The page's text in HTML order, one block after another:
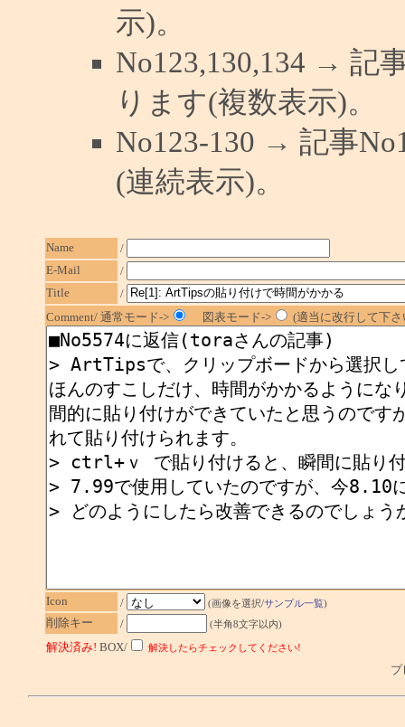
示)。
No123,130,134 → 記
ります(複数表示)。
No123-130 → 記事
(連続表示)。
Name
/
E-Mail
/
Title
/
Comment/ 通常モード->
図表モード-> (適当に改行して下
Icon / (画像を選択/サンプル一覧)
削除キー / (半角8文字以内)
解決済み! BOX/ 解決したらチェックしてください!
プ